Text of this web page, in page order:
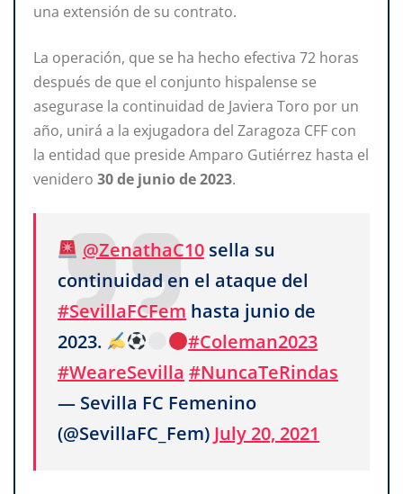
una extensión de su contrato.
La operación, que se ha hecho efectiva 72 horas
después de que el conjunto hispalense se
asegurase la continuidad de Javiera Toro por un
año, unirá a la exjugadora del Zaragoza CFF con
la entidad que preside Amparo Gutiérrez hasta el
venidero 30 de junio de 2023.
@ZenathaC10sella su
continuidad en el ataque del
#SevillaFCFem hasta junio de
2023.
#Coleman2023
#WeareSevilla #NuncaTeRindas
— Sevilla FC Femenino
(@SevillaFC_Fem) July 20, 2021